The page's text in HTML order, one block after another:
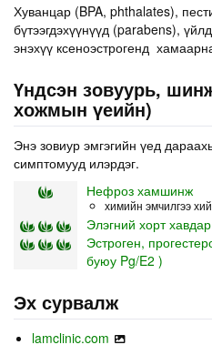
Хуванцар (BPA, phthalates),
бүтээгдэхүүнүүд (parabens),
энэхүү ксеноэстрогенд
Үндсэн зовуурь,
хожмын үеийн)
Энэ зовиур эмгэгийн үед
симптомууд илэрдэг.
Нефроз хамшинж
химийн эмчилгээ
Элэгний хорт хавдар
Эстроген,
буюу Pg/E2 )
Эх сурвалж
lamclinic.com